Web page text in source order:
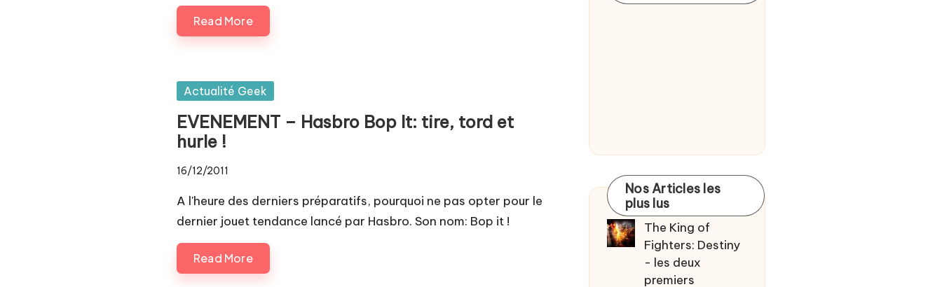
Read More
Posted
Actualité Geek
EVENEMENT – Hasbro Bop It: tire, tord et
hurle !
16/12/2011
A l'heure des derniers préparatifs, pourquoi ne pas opter pour le
dernier jouet tendance lancé par Hasbro. Son nom: Bop it !
Read More
Nos Articles les
plus lus
The King of
Fighters: Destiny
- les deux
premiers